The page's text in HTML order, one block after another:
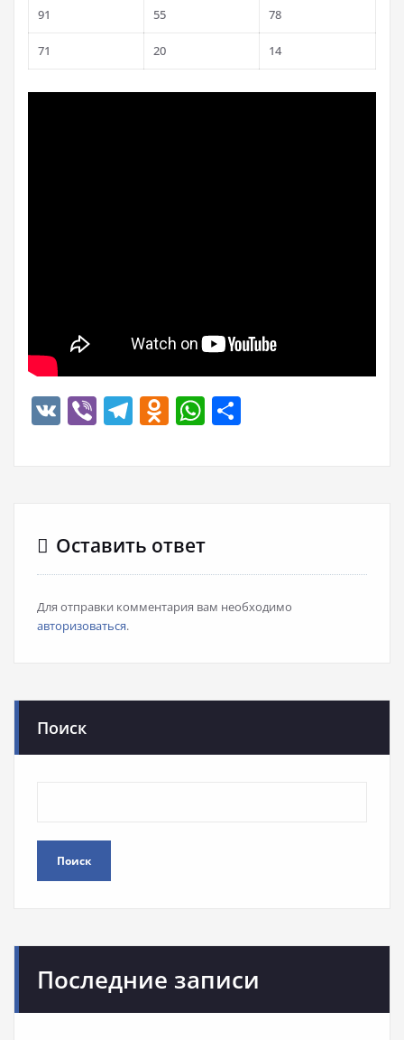
91 55 78
71 20 14
VK ViberTelegram
Odnoklassniki
WhatsApp
Оставить ответ
Для отправки комментария вам необходимо
авторизоваться.
Поиск
Поиск
Последние записи